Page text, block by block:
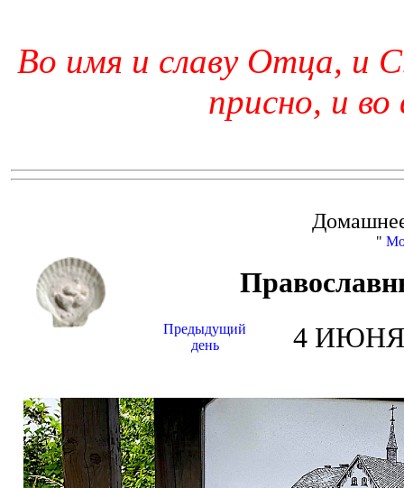
Во имя и славу Отца, и
присно, и во
"
Предыдущий
день
4 ИЮНЯ